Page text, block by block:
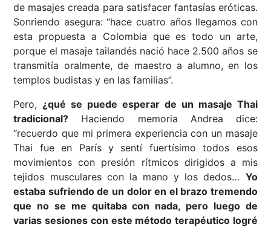
de masajes creada para satisfacer fantasías eróticas.
Sonriendo asegura: “hace cuatro años llegamos con
esta propuesta a Colombia que es todo un arte,
porque el masaje tailandés nació hace 2.500 años se
transmitía oralmente, de maestro a alumno, en los
templos budistas y en las familias”.
Pero, ¿qué se puede esperar de un masaje Thai
tradicional? Haciendo memoria Andrea dice:
“recuerdo que mi primera experiencia con un masaje
Thai fue en París y sentí fuertísimo todos esos
movimientos con presión rítmicos dirigidos a mis
tejidos musculares con la mano y los dedos… Yo
estaba sufriendo de un dolor en el brazo tremendo
que no se me quitaba con nada, pero luego de
varias sesiones con este método terapéutico logré